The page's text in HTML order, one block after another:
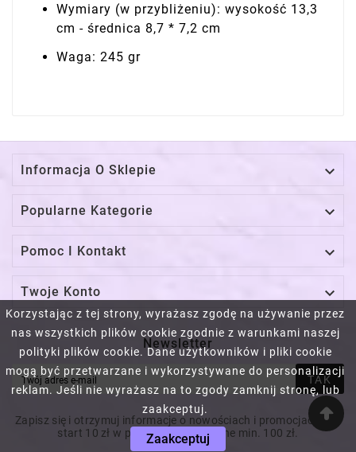
Korzystając z tej strony, wyrażasz zgodę na używanie przez
nas wszystkich plików cookie zgodnie z warunkami naszej
polityki plików cookie. Dane użytkowników i pliki cookie
mogą być przetwarzane i wykorzystywane do personalizacji
reklam. Jeśli nie wyrażasz na to zgody zamknij stronę, lub
zaakceptuj.
Zaakceptuj
Wymiary (w przybliżeniu): wysokość 13,3
cm - średnica 8,7 * 7,2 cm
Waga: 245 gr
Informacja O Sklepie 
Popularne Kategorie 
Pomoc I Kontakt 
Twoje Konto 
Newsletter
TAK
Zapisz się i otrzymuj informacje o nowościach i promocjach! Na
start 10 zł w prezencie! Za wydane min. 100 zł.